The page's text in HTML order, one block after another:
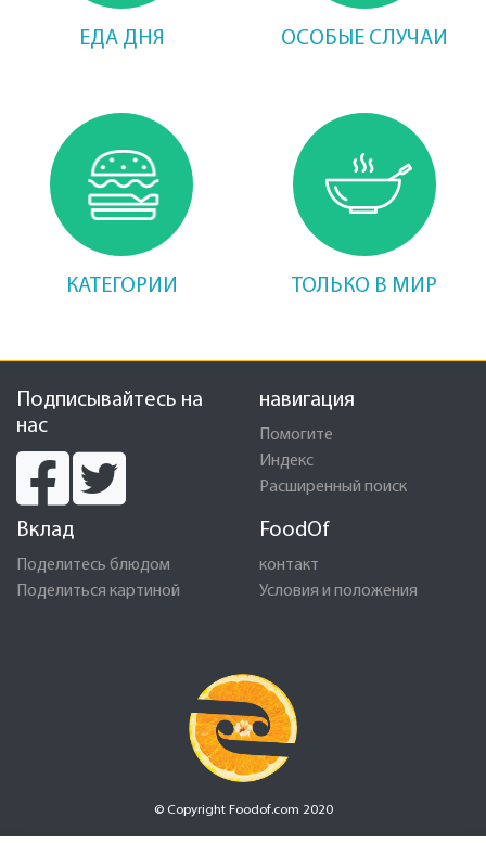
ЕДА ДНЯ ОСОБЫЕ СЛУЧАИ
КАТЕГОРИИ ТОЛЬКО В МИР
Подписывайтесь на
нас
навигация
Помогите
Индекс
Расширенный поиск
Вклад
Поделитесь блюдом
Поделиться картиной
FoodOf
контакт
Условия и положения
© Copyright Foodof.com 2020